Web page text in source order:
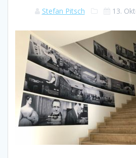
Stefan Pitsch 13.